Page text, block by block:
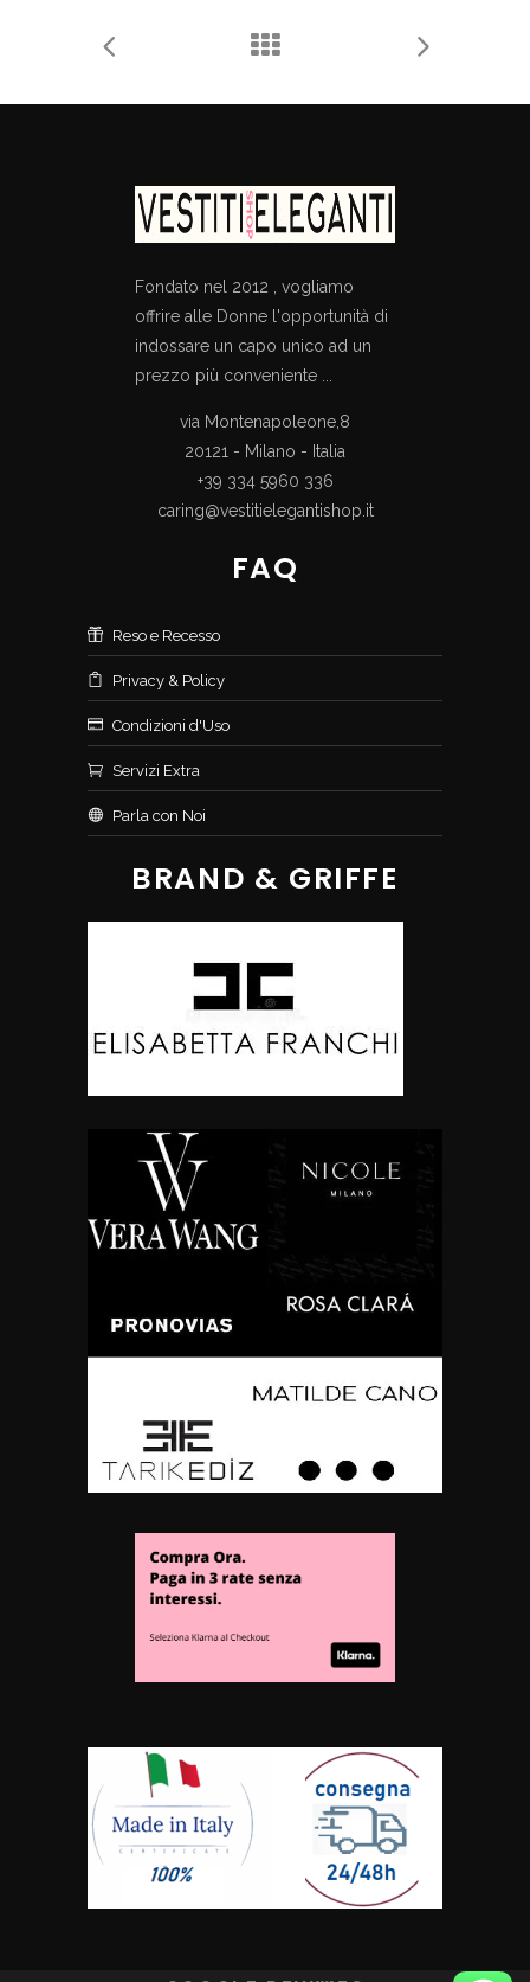
Fondato nel 2012 , vogliamo
offrire alle Donne l'opportunità di
indossare un capo unico ad un
prezzo più conveniente ...
via Montenapoleone,8
20121 - Milano - Italia
+39 334 5960 336
caring@vestitielegantishop.it
FAQ
Reso e Recesso
Privacy & Policy
Condizioni d'Uso
Servizi Extra
Parla con Noi
BRAND & GRIFFE